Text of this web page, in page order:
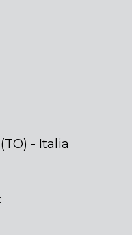
- Italia